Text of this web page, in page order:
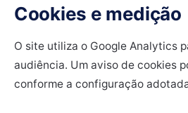
Cookies e medição
O site utiliza o Google Analytics
audiência. Um aviso de cookies
conforme a configuração